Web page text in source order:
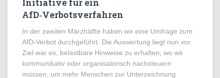
AfD‑Verbotsverfahren
In der zweiten Märzhälfte haben wir eine Umfrage zum
AfD‑Verbot durchgeführt. Die Auswertung liegt nun vor.
Ziel war es, belastbare Hinweise zu erhalten, wo wir
kommunikativ oder organisatorisch nachsteuern
müssen, um mehr Menschen zur Unterzeichnung